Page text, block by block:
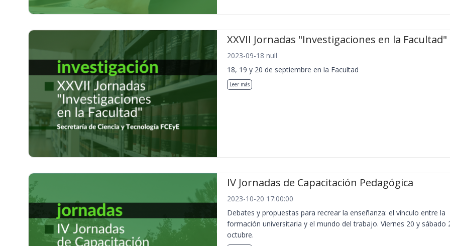
XXVII Jornadas "Investigaciones en la Facultad"
2023-09-18 null
18, 19 y 20 de septiembre en la Facultad
Leer más
IV Jornadas de Capacitación Pedagógica
2023-10-20 17:00:00
Debates y propuestas para recrear la enseñanza: el vínculo entre la
formación universitaria y el mundo del trabajo. Viernes 20 y sábado
octubre.